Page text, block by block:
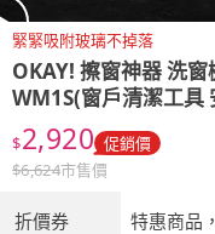
緊緊吸附玻璃不掉落
OKAY! 擦窗神器 洗
WM1S(窗戶清潔工具
$2,920 促銷價
$6,624市售價
折價券 特惠商品